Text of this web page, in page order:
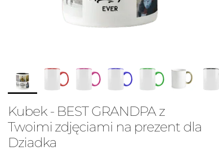
Kubek - BEST GRANDPA z
Twoimi zdjęciami na prezent dla
Dziadka